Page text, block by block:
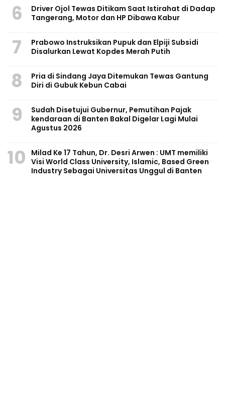
6
Driver Ojol Tewas Ditikam Saat Istirahat di Dadap
Tangerang, Motor dan HP Dibawa Kabur
7
Prabowo Instruksikan Pupuk dan Elpiji Subsidi
Disalurkan Lewat Kopdes Merah Putih
8
Pria di Sindang Jaya Ditemukan Tewas Gantung
Diri di Gubuk Kebun Cabai
9
Sudah Disetujui Gubernur, Pemutihan Pajak
kendaraan di Banten Bakal Digelar Lagi Mulai
Agustus 2026
10
Milad Ke 17 Tahun, Dr. Desri Arwen : UMT memiliki
Visi World Class University, Islamic, Based Green
Industry Sebagai Universitas Unggul di Banten